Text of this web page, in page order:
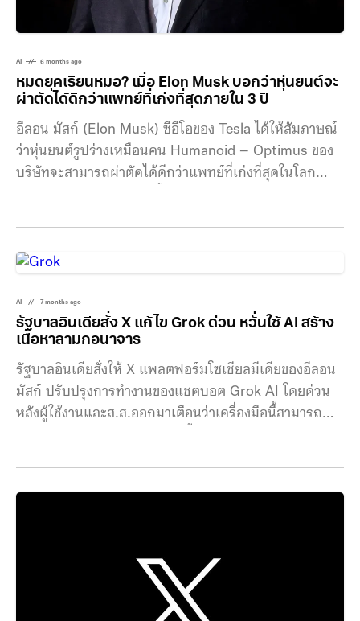
AI 6 months ago
หมดยุคเรียนหมอ? เมื่อ Elon Musk บอกว่าหุ่นยนต์จะ
ผ่าตัดได้ดีกว่าแพทย์ที่เก่งที่สุดภายใน 3 ปี
อีลอน มัสก์ (Elon Musk) ซีอีโอของ Tesla ได้ให้สัมภาษณ์
ว่าหุ่นยนต์รูปร่างเหมือนคน Humanoid – Optimus ของ
บริษัทจะสามารถผ่าตัดได้ดีกว่าแพทย์ที่เก่งที่สุดในโลก
ดำเนินรายการพอดแคสต์ Moonshots ตอนนี้วงการ
มัสก์ มัสก์บอกว่า มันใช้เวลานานมาก ๆ ในการเรียนรู้ที่จะ
เป็นแพทย์ที่ดี และถึงแม้จะเรียนรู้แล้ว ความรู้ก็มีการ
เปลี่ยนแปลงตลอดเวลา ยากที่จะตามให้ทันทุก
AI 7 months ago
รัฐบาลอินเดียสั่ง X แก้ไข Grok ด่วน หวั่นใช้ AI สร้าง
เนื้อหาลามกอนาจาร
รัฐบาลอินเดียสั่งให้ X แพลตฟอร์มโซเชียลมีเดียของอีลอน
มัสก์ ปรับปรุงการทำงานของแชตบอต Grok AI โดยด่วน
หลังผู้ใช้งานและส.ส.ออกมาเตือนว่าเครื่องมือนี้สามารถ
ให้จำกัดการสร้างเนื้อหาที่เกี่ยวข้องกับภาพเปลือย การ
72 ชั่วโมงในการส่งรายงานรายละเอียดมาตรการที่นำมาใช้
เพื่อป้องกันการเผยแพร่เนื้อหาที่เข้าข่ายลามกอนาจาร
เนื้อหาหยาบคาย การล่วงละเมิดทางเพศเด็ก